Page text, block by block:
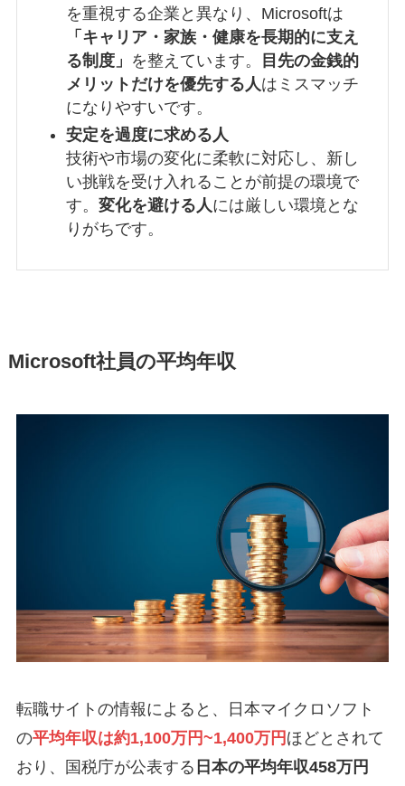
を重視する企業と異なり、Microsoftは
「キャリア・家族・健康を長期的に支え
る制度」 を整えています。
目先の金銭的
メリットだけを優先する人 はミスマッチ
になりやすいです。
安定を過度に求める人
技術や市場の変化に柔軟に対応し、新し
い挑戦を受け入れることが前提の環境で
す。 変化を避ける人には厳しい環境とな
りがちです。
Microsoft社員の平均年収
転職サイトの情報によると、日本マイクロソフト
の平均年収は約1,100万円~1,400万円 ほどとされて
おり、国税庁が公表する 日本の平均年収458万円